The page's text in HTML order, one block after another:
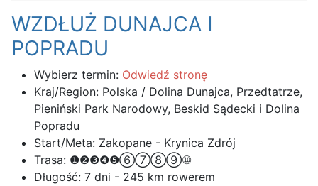
WZDŁUŻ DUNAJCA I
POPRADU
Wybierz termin: Odwiedź stronę
Kraj/Region: Polska / Dolina Dunajca, Przedtatrze,
Pieniński Park Narodowy, Beskid Sądecki i Dolina
Popradu
Start/Meta: Zakopane - Krynica Zdrój
Trasa: ❶❷❸❹❺⑥⑦⑧⑨⑩
Długość: 7 dni - 245 km rowerem